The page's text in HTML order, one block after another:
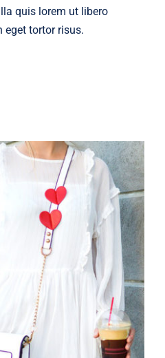
quis lorem ut libero
eget tortor risus.
Dress